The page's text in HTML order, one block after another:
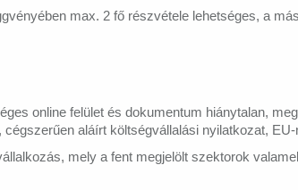
max. 2 fő részvétele lehetséges, a
online felület és dokumentum hiánytalan,
cégszerűen aláírt költségvállalási nyilatkozat,
mely a fent megjelölt szektorok